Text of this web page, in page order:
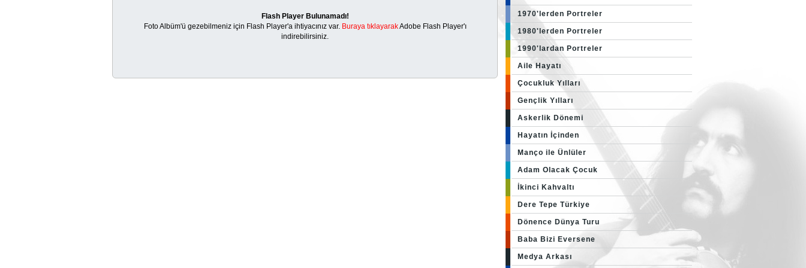
Flash Player Bulunamadı!
Foto Albüm'ü gezebilmeniz için Flash Player'a ihtiyacınız var. Buraya tıklayarakAdobe Flash Player'ı
indirebilirsiniz.
1970'lerden Portreler
1980'lerden Portreler
1990'lardan Portreler
Aile Hayatı
Çocukluk Yılları
Gençlik Yılları
Askerlik Dönemi
Hayatın İçinden
Manço ile Ünlüler
Adam Olacak Çocuk
İkinci Kahvaltı
Dere Tepe Türkiye
Dönence Dünya Turu
Baba Bizi Eversene
Medya Arkası